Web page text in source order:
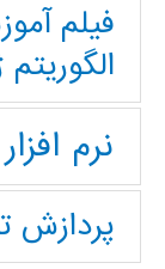
فیلم
نرم
پردازش